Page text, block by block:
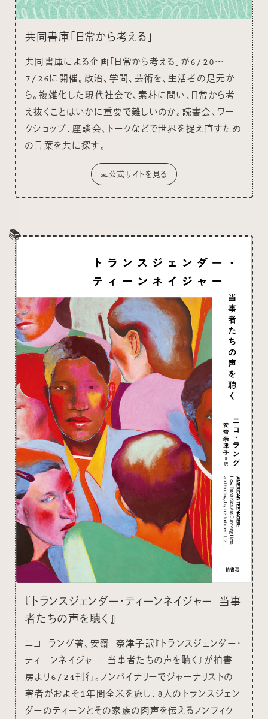
共同書庫「日常から考える」
共同書庫による企画「日常から考える」が6/20〜
7/26に開催。政治、学問、芸術を、生活者の足元か
ら。複雑化した現代社会で、素朴に問い、日常から考
え抜くことはいかに重要で難しいのか。読書会、ワー
クショップ、座談会、トークなどで世界を捉え直すため
の言葉を共に探す。
💻公式サイトを見る
📚
『トランスジェンダー・ティーンネイジャー 当事
者たちの声を聴く』
ニコ ラング著、安齋 奈津子訳『トランスジェンダー・
ティーンネイジャー 当事者たちの声を聴く』が柏書
房より6/24刊行。ノンバイナリーでジャーナリストの
著者がおよそ1年間全米を旅し、8人のトランスジェン
ダーのティーンとその家族の肉声を伝えるノンフィク